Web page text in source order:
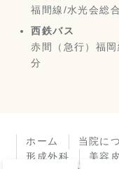
福間線/水光会総
西鉄バス
赤間（急行）福
分
ホーム 当院に
形成外科
美容